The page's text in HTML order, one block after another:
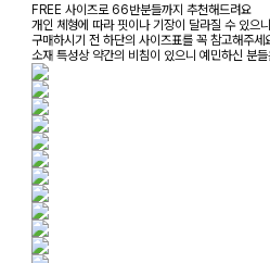
FREE 사이즈로 66반분들까지 추천해드려요
개인 체형에 따라 핏이나 기장이 달라질 수 있으니
구매하시기 전 하단의 사이즈표를 꼭 참고해주세
소재 특성상 약간의 비침이 있으니 예민하신 분